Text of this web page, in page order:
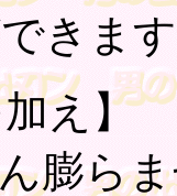
きま
え 】
らま